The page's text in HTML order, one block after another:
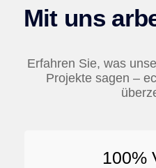
Mit uns
Erfahren Sie, was
Projekte sagen –
100%